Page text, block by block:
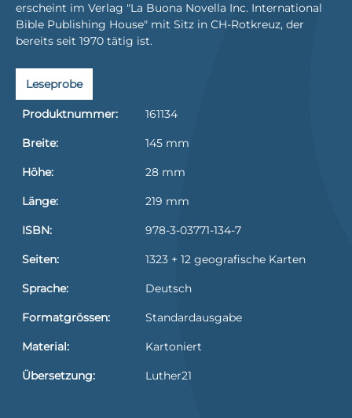
erscheint im Verlag "La Buona Novella Inc. International
Bible Publishing House" mit Sitz in CH-Rotkreuz, der
bereits seit 1970 tätig ist.
Leseprobe
Produktnummer: 161134
Breite: 145 mm
Höhe: 28 mm
Länge: 219 mm
ISBN: 978-3-03771-134-7
Seiten: 1323 + 12 geografische Karten
Sprache: Deutsch
Formatgrössen: Standardausgabe
Material: Kartoniert
Übersetzung: Luther21